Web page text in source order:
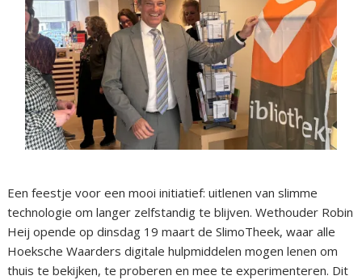
Een feestje voor een mooi initiatief: uitlenen van slimme
technologie om langer zelfstandig te blijven. Wethouder Robin
Heij opende op dinsdag 19 maart de SlimoTheek, waar alle
Hoeksche Waarders digitale hulpmiddelen mogen lenen om
thuis te bekijken, te proberen en mee te experimenteren. Dit